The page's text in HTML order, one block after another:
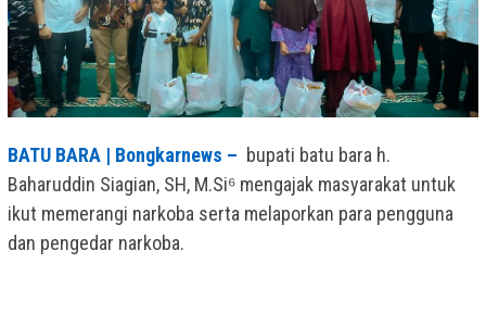
BATU BARA | Bongkarnews – bupati batu bara h.
Baharuddin Siagian, SH, M.Si⁶ mengajak masyarakat untuk
ikut memerangi narkoba serta melaporkan para pengguna
dan pengedar narkoba.